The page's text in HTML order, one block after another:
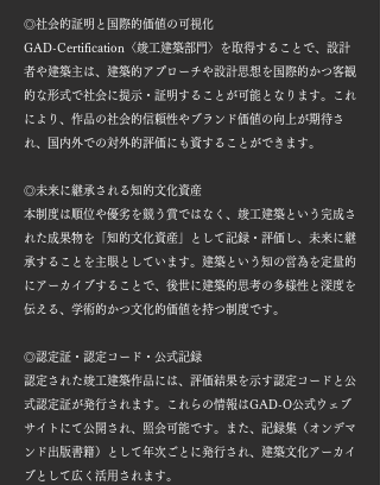
◎社会的証明と国際的価値の可視化
GAD-Certification〈竣工建築部門〉を取得することで、設計
者や建築主は、建築的アプローチや設計思想を国際的かつ客観
的な形式で社会に提示・証明することが可能となります。これ
により、作品の社会的信頼性やブランド価値の向上が期待さ
れ、国内外での対外的評価にも資することができます。
◎未来に継承される知的文化資産
本制度は順位や優劣を競う賞ではなく、竣工建築という完成さ
れた成果物を「知的文化資産」として記録・評価し、未来に継
承することを主眼としています。建築という知の営為を定量的
にアーカイブすることで、後世に建築的思考の多様性と深度を
伝える、学術的かつ文化的価値を持つ制度です。
◎認定証・認定コード・公式記録
認定された竣工建築作品には、評価結果を示す認定コードと公
式認定証が発行されます。これらの情報はGAD-O公式ウェブ
サイトにて公開され、照会可能です。また、記録集（オンデマ
ンド出版書籍）として年次ごとに発行され、建築文化アーカイ
ブとして広く活用されます。